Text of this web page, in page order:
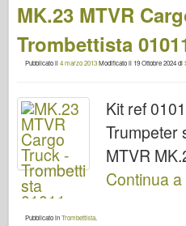
MK.23 MTVR
Trombettista
Pubblicato il4 marzo 2013Modificato il 19 Ottobre 2024di
Kit ref
Trumpeter
MTVR
Continua
Pubblicato inTrombettista